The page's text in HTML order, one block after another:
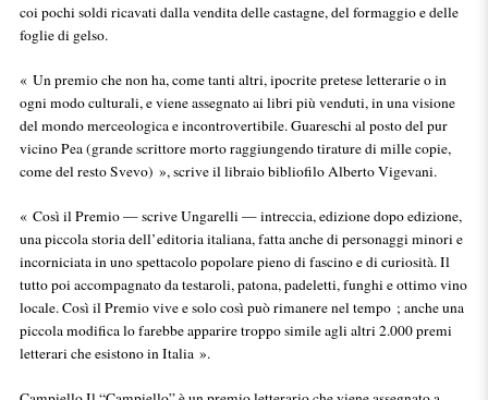
coi pochi soldi ricavati dalla vendita delle castagne, del formaggio e delle
foglie di gelso.
« Un premio che non ha, come tanti altri, ipocrite pretese letterarie o in
ogni modo culturali, e viene assegnato ai libri più venduti, in una visione
del mondo merceologica e incontrovertibile. Guareschi al posto del pur
vicino Pea (grande scrittore morto raggiungendo tirature di mille copie,
come del resto Svevo) », scrive il libraio bibliofilo Alberto Vigevani.
« Così il Premio — scrive Ungarelli — intreccia, edizione dopo edizione,
una piccola storia dell’editoria italiana, fatta anche di personaggi minori e
incorniciata in uno spettacolo popolare pieno di fascino e di curiosità. Il
tutto poi accompagnato da testaroli, patona, padeletti, funghi e ottimo vino
locale. Così il Premio vive e solo così può rimanere nel tempo ; anche una
piccola modifica lo farebbe apparire troppo simile agli altri 2.000 premi
letterari che esistono in Italia ».